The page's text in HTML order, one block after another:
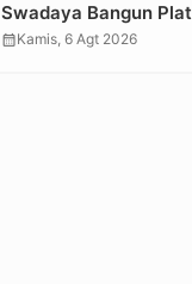
Swadaya Bangun
Jalan Penghubung
calendar_monthKamis, 6 Agt 2026